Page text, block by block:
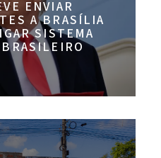
ENVIAR
A BRASÍLIA
SISTEMA